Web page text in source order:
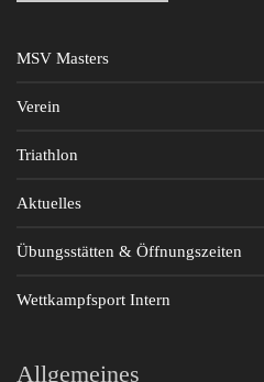
MSV Masters
Verein
Triathlon
Aktuelles
Übungsstätten & Öffnungszeiten
Wettkampfsport Intern
Allgemeines